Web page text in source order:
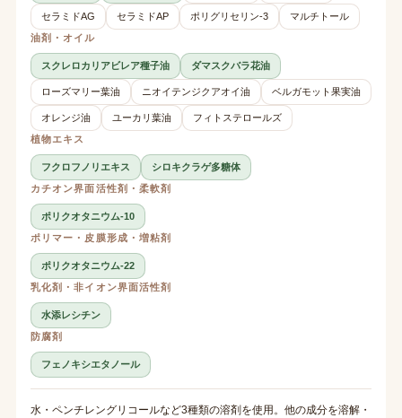
セラミドAG セラミドAP ポリグリセリン-3
マルチトール
油剤・オイル
スクレロカリアビレア種子油 ダマスクバラ花油
ローズマリー葉油 ニオイテンジクアオイ油 ベルガモット果実油
オレンジ油 ユーカリ葉油
フィトステロールズ
植物エキス
フクロフノリエキス
シロキクラゲ多糖体
カチオン界面活性剤・柔軟剤
ポリクオタニウム-10
ポリマー・皮膜形成・増粘剤
ポリクオタニウム-22
乳化剤・非イオン界面活性剤
水添レシチン
防腐剤
フェノキシエタノール
水・ペンチレングリコールなど3種類の溶剤を使用。他の成分を溶解・